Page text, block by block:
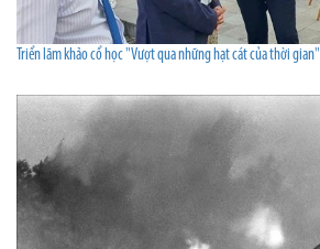
Triển lãm khảo cổ học "Vượt qua những hạt cát của thời gian"